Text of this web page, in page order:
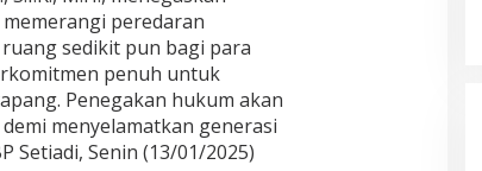
peredaran
sedikit pun bagi para
penuh untuk
Penegakan hukum akan
menyelamatkan generasi
Setiadi, Senin (13/01/2025)